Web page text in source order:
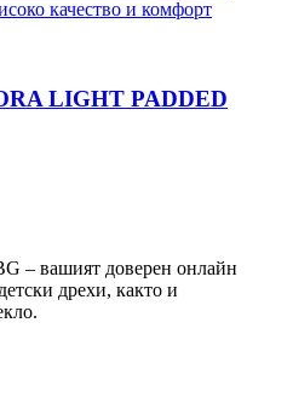
LIGHT PADDED
– вашият доверен онлайн
дрехи, както и